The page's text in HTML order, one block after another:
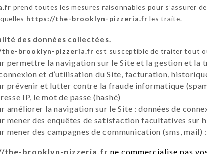
prend toutes les mesures raisonnables pour s’assurer
https://the-brooklyn-pizzeria.fr les traite.
des données collectées.
brooklyn-pizzeria.fr est susceptible de traiter tout
permettre la navigation sur le Site et la gestion et la
et d’utilisation du Site, facturation,
prévenir et lutter contre la fraude informatique
IP, le mot de passe (hashé)
améliorer la navigation sur le Site : données de
mener des enquêtes de satisfaction facultatives sur
mener des campagnes de communication (sms, mail)
the-brooklyn-pizzeria.fr ne commercialise pas